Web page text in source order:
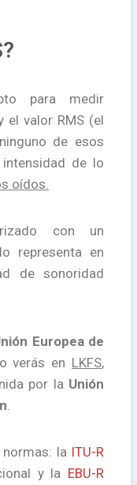
para medir
el valor RMS (el
de esos
de lo
oídos.
con un
representa en
de sonoridad
Europea de
verás en LKFS,
por la Unión
la ITU-R
y la EBU-R